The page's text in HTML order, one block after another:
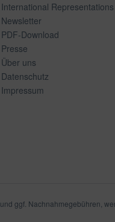
International Representations
Newsletter
PDF-Download
Presse
Über uns
Datenschutz
Impressum
und ggf. Nachnahmegebühren,